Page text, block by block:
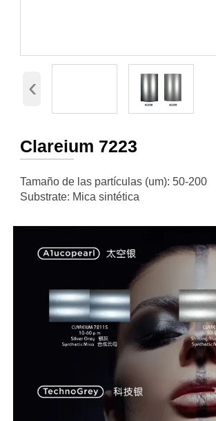
‹
Clareium 7223
Tamaño de las partículas (um): 50-200
Substrate: Mica sintética